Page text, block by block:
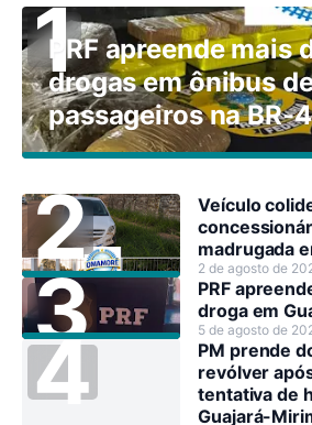
PRF apreende mais
drogas em ônibus
passageiros na BR-
Veículo
madrugada
2 de agosto de
PRF
droga em
5 de agosto de
PM prende
revólver
tentativa de
Guajará-